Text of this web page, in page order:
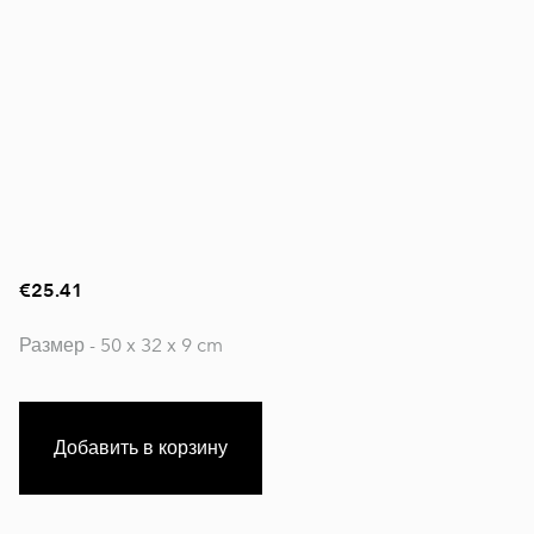
€25.41
Размер - 50 x 32 x 9 cm
Добавить в корзину